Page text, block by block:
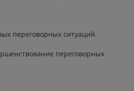
переговорных ситуаций.
переговорных